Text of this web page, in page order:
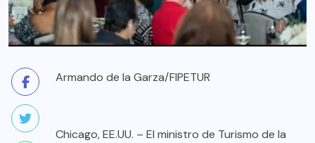
Armando de la Garza/FIPETUR
Chicago, EE.UU. – El ministro de Turismo de la